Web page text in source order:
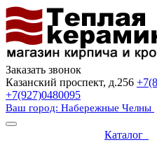
Заказать звонок
Казанский проспект, д.256
+7(927)0480095
Ваш город: Набережные Челны
Каталог